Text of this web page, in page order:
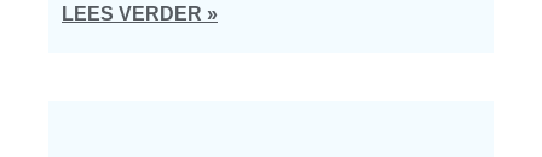
LEES VERDER »